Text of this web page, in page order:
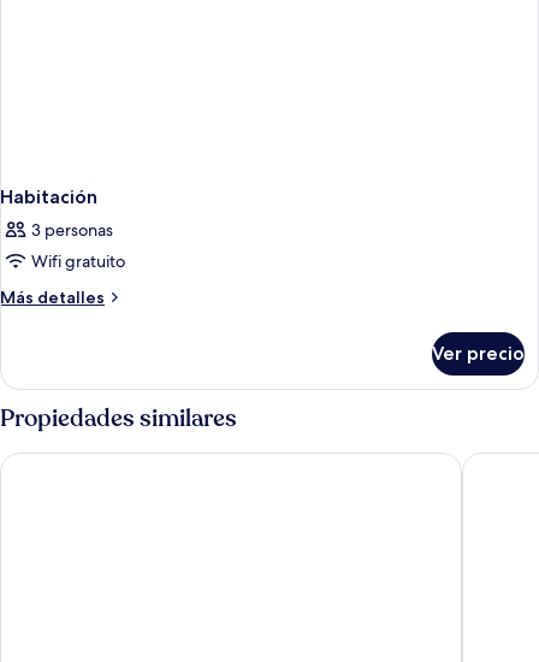
Habitación
3 personas
Wifi gratuito
Más detalles
Más
Ver precio
Propiedades similares
Hilton Garden Inn Innsbruck Tivoli